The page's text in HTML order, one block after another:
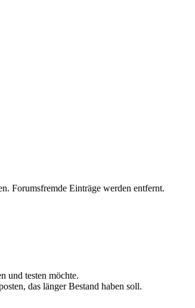
Forumsfremde Einträge werden entfernt.
und testen möchte.
das länger Bestand haben soll.